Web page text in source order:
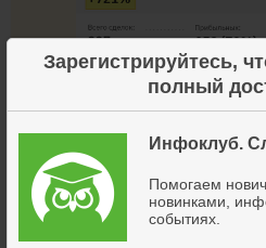
Зарегистрируйтесь,
полный
Инфоклуб.
Помогаем
новинками,
событиях.
Робот
сделку, наиболее
Там, где наиболее